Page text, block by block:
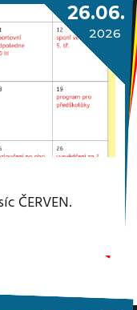
26.06.
2026
ČERVEN.